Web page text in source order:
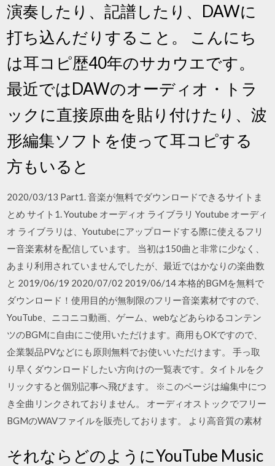
演奏したり、記譜したり、DAWに
打ち込んだりすること。 こんにち
は耳コピ歴40年のサカウエです。
最近ではDAWのオーディオ・トラ
ックに直接原曲を貼り付けたり、波
形編集ソフトを使って耳コピする
方もいると
2020/03/13 Part1. 音楽が無料でダウンロードできるサイトま
とめ サイト1. Youtube オーディオ ライブラリ Youtube オーディ
オ ライブラリは、Youtubeにアップロードする際に使えるフリ
ー音楽素材を配信しています。 当初は150曲と非常に少なく、
あまり利用されていませんでしたが、最近ではかなりの楽曲数
と 2019/06/19 2020/07/02 2019/06/14 本格的BGMを無料で
ダウンロード！使用目的が無制限のフリー音楽素材ですので、
YouTube、ニコニコ動画、ゲーム、webなどあらゆるコンテン
ツのBGMに自由にご使用いただけます。商用もOKですので、
企業製品PVなどにも原則無料でお使いいただけます。 手っ取
り早くダウンロードしたい方向けの一覧表です。タイトルをク
リックすると個別記事へ飛びます。 ※このページは編集中につ
き全曲リンクされておりません。 オーディオストックでフリー
BGMのWAVファイルを販売しております。 より高音質の素材
それならどのようにYouTube Music